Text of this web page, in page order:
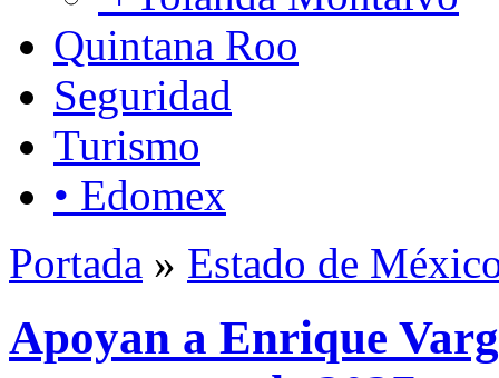
Quintana Roo
Seguridad
Turismo
• Edomex
Portada » Estado de
Apoyan a Enrique